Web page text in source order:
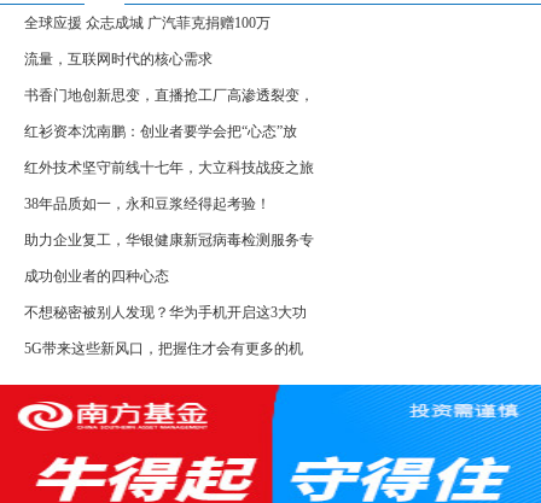
全球应援 众志成城 广汽菲克捐赠100万
流量，互联网时代的核心需求
书香门地创新思变，直播抢工厂高渗透裂变，
红衫资本沈南鹏：创业者要学会把“心态”放
红外技术坚守前线十七年，大立科技战疫之旅
38年品质如一，永和豆浆经得起考验！
助力企业复工，华银健康新冠病毒检测服务专
成功创业者的四种心态
不想秘密被别人发现？华为手机开启这3大功
5G带来这些新风口，把握住才会有更多的机